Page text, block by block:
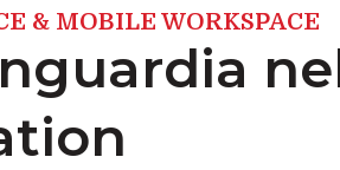
& MOBILE WORKSPACE